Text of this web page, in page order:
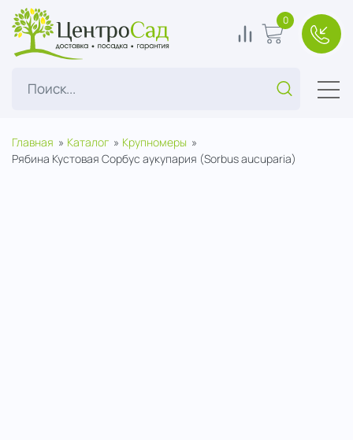
ЦентроСад
Поиск...
0 В корзину
0
Главная Каталог
Крупномеры
Рябина Кустовая Сорбус аукупария (Sorbus aucuparia)